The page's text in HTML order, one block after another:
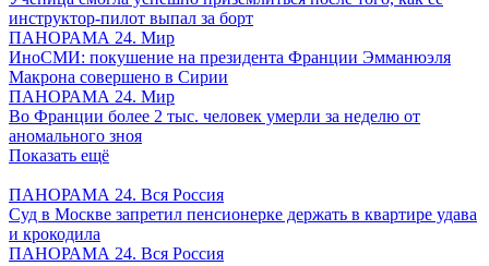
инструктор-пилот выпал за борт
ПАНОРАМА 24. Мир
ИноСМИ: покушение на президента Франции Эмманюэля
Макрона совершено в Сирии
ПАНОРАМА 24. Мир
Во Франции более 2 тыс. человек умерли за неделю от
аномального зноя
Показать ещё
ПАНОРАМА 24. Вся Россия
Суд в Москве запретил пенсионерке держать в квартире удава
и крокодила
ПАНОРАМА 24. Вся Россия